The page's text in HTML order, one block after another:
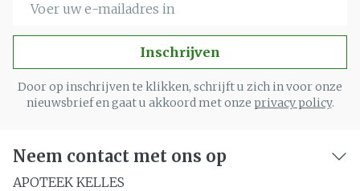
Inschrijven
Door op inschrijven te klikken, schrijft u zich in voor onze
nieuwsbrief en gaat u akkoord met onze privacy policy.
Neem contact met ons op
APOTEEK KELLES